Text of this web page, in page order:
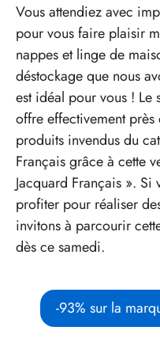
Vous attendiez avec
pour vous faire plaisir
nappes et linge de
déstockage que nous
est idéal pour vous !
offre effectivement
produits invendus du
Français grâce à cette
Jacquard Français ». Si
profiter pour réaliser
invitons à parcourir
dès ce samedi.
-93% sur la